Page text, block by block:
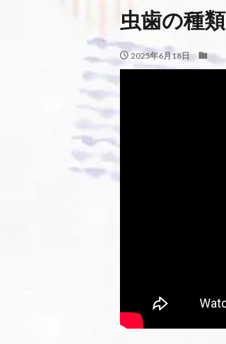
虫歯の種類
2025年6月18日